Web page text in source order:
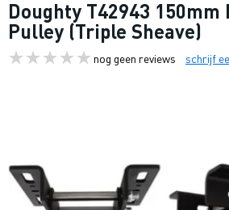
Doughty T42943 150mm
Pulley (Triple Sheave)
nog geen reviews schrijf